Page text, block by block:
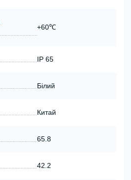
+60℃
IP 65
Білий
Китай
65.8
42.2